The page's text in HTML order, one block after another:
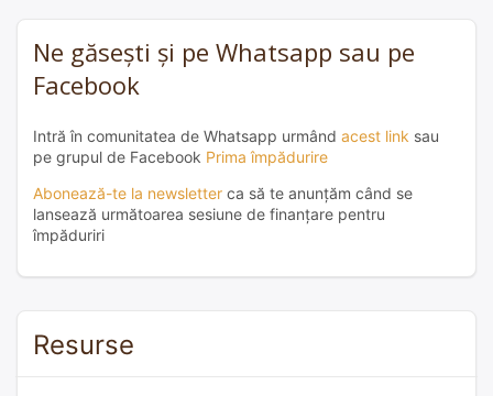
Ne găsești și pe Whatsapp sau pe
Facebook
Intră în comunitatea de Whatsapp urmând acest link sau
pe grupul de Facebook Prima împădurire
Abonează-te la newsletter ca să te anunțăm când se
lansează următoarea sesiune de finanțare pentru
împăduriri
Resurse